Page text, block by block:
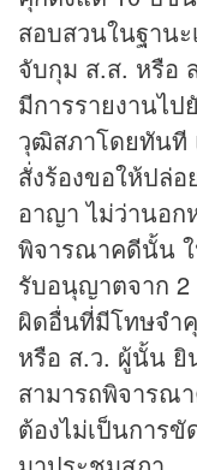
สอบสวนในฐาน
จับกุม ส.ส. หรือ
มีการรายงานไ
วุฒิสภาโดยทันที
สั่งร้องขอให้ปล่
อาญา ไม่ว่านอก
พิจารณาคดีนั้น ใ
รับอนุญาตจาก 2
ผิดอื่นที่มีโทษจำ
หรือ ส.ว. ผู้นั้น ยิ
สามารถพิจารณ
ต้องไม่เป็นการ